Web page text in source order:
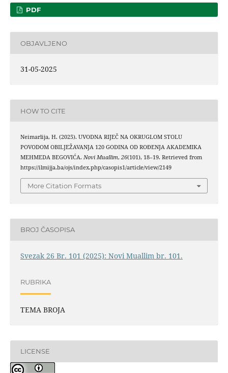
PDF
OBJAVLJENO
31-05-2025
HOW TO CITE
Neimarlija, H. (2025). UVODNA RIJEČ NA OKRUGLOM STOLU
POVODOM OBILJEŽAVANJA 120 GODINA OD ROĐENJA AKADEMIKA
MEHMEDA BEGOVIĆA. Novi Muallim, 26(101), 18–19. Retrieved from
https://ilmijja.ba/ojs/index.php/casopis1/article/view/2149
More Citation Formats
BROJ ČASOPISA
Svezak 26 Br. 101 (2025): Novi Muallim br. 101.
RUBRIKA
TEMA BROJA
LICENSE